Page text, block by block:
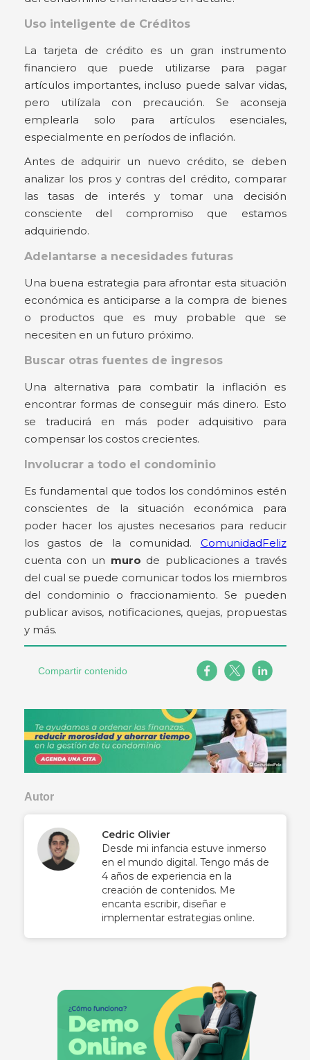
Uso inteligente de Créditos
La tarjeta de crédito es un gran instrumento
financiero que puede utilizarse para pagar
artículos importantes, incluso puede salvar vidas,
pero utilízala con precaución. Se aconseja
emplearla solo para artículos esenciales,
especialmente en períodos de inflación.
Antes de adquirir un nuevo crédito, se deben
analizar los pros y contras del crédito, comparar
las tasas de interés y tomar una decisión
consciente del compromiso que estamos
adquiriendo.
Adelantarse a necesidades futuras
Una buena estrategia para afrontar esta situación
económica es anticiparse a la compra de bienes
o productos que es muy probable que se
necesiten en un futuro próximo.
Buscar otras fuentes de ingresos
Una alternativa para combatir la inflación es
encontrar formas de conseguir más dinero. Esto
se traducirá en más poder adquisitivo para
compensar los costos crecientes.
Involucrar a todo el condominio
Es fundamental que todos los condóminos estén
conscientes de la situación económica para
poder hacer los ajustes necesarios para reducir
los gastos de la comunidad. ComunidadFeliz
cuenta con un muro de publicaciones a través
del cual se puede comunicar todos los miembros
del condominio o fraccionamiento. Se pueden
publicar avisos, notificaciones, quejas, propuestas
y más.
Compartir contenido
Autor
Cedric Olivier
Desde mi infancia estuve inmerso
en el mundo digital. Tengo más de
4 años de experiencia en la
creación de contenidos. Me
encanta escribir, diseñar e
implementar estrategias online.